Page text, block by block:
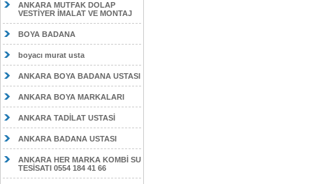
ANKARA MUTFAK DOLAP
VESTİYER İMALAT VE MONTAJ
BOYA BADANA
boyacı murat usta
ANKARA BOYA BADANA USTASI
ANKARA BOYA MARKALARI
ANKARA TADİLAT USTASİ
ANKARA BADANA USTASI
ANKARA HER MARKA KOMBİ SU
TESİSATI 0554 184 41 66